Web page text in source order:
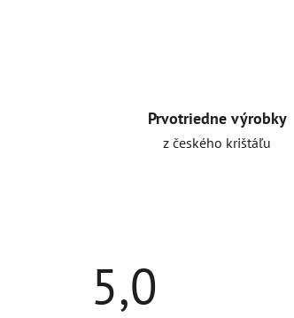
Prvotriedne výrobky
z českého krištáľu
5,0